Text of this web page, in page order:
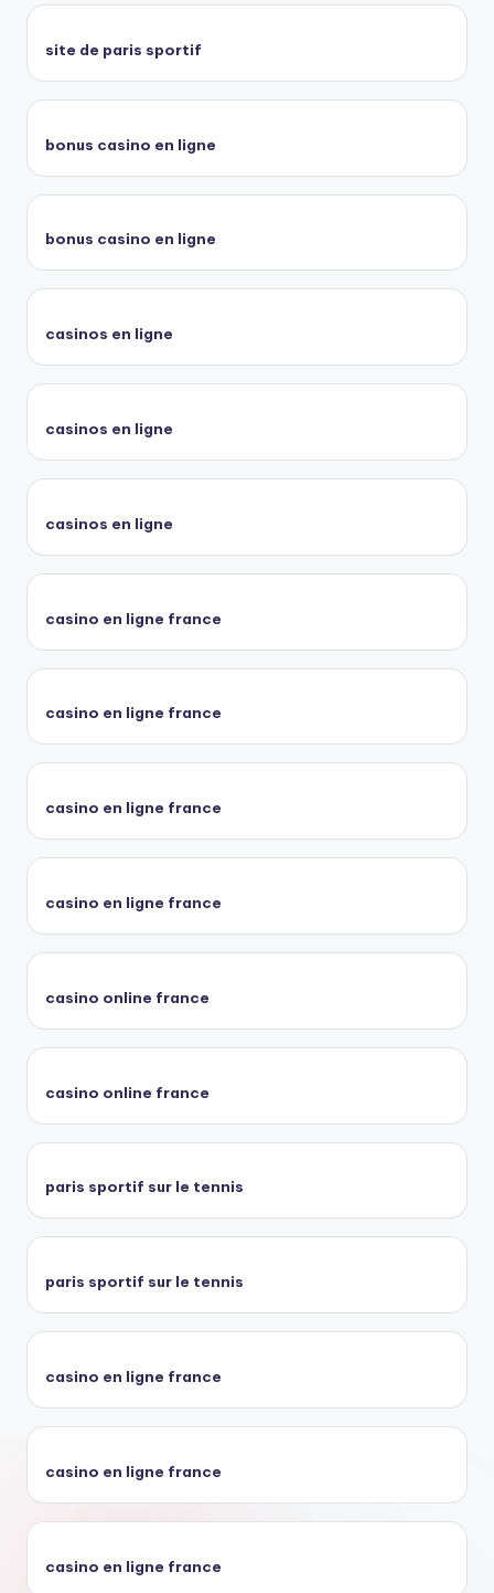
site de paris sportif
bonus casino en ligne
bonus casino en ligne
casinos en ligne
casinos en ligne
casinos en ligne
casino en ligne france
casino en ligne france
casino en ligne france
casino en ligne france
casino online france
casino online france
paris sportif sur le tennis
paris sportif sur le tennis
casino en ligne france
casino en ligne france
casino en ligne france